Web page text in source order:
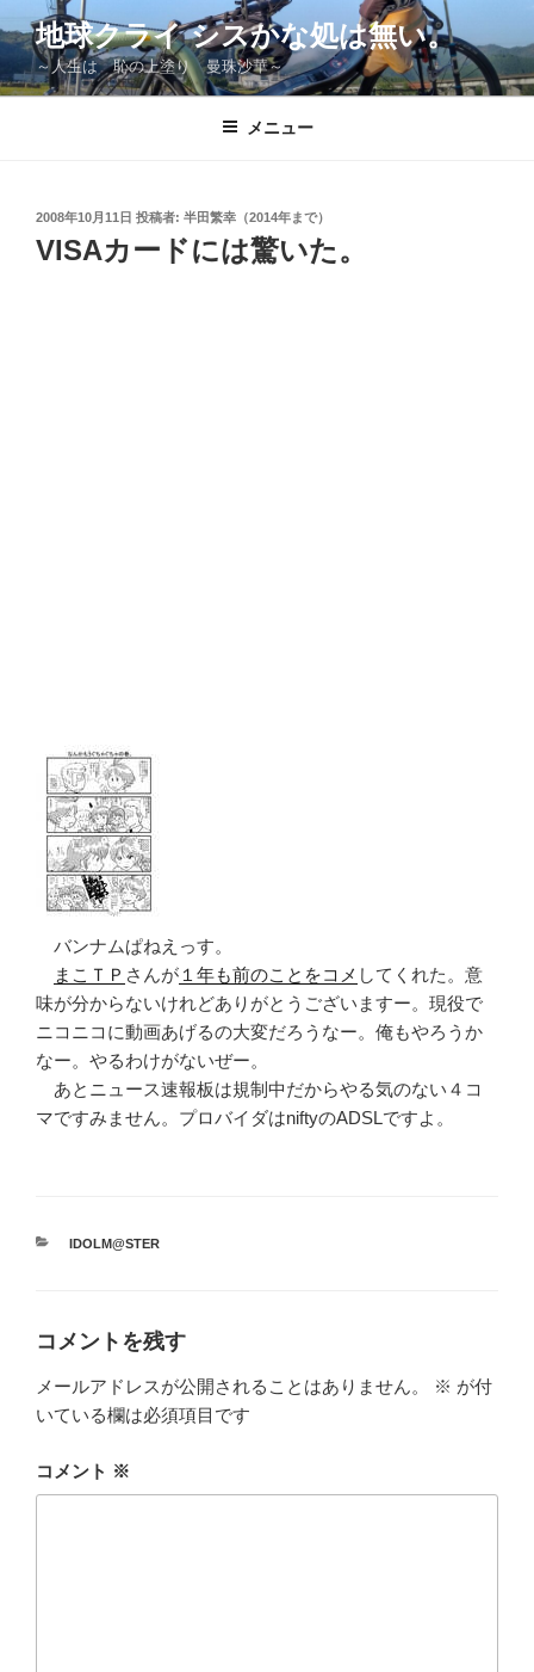
ン
テ
ン
地球クライ シスかな処は無い。
～人生は 恥の上塗り 曼珠沙華～
メニュー
投
稿
日:
2008年10月11日 投稿者: 半田繁幸（2014年まで）
VISAカードには驚いた。
バンナムぱねえっす。
まこＴＰ さんが １年も前のことをコメ してくれた。意
味が分からないけれどありがとうございますー。現役で
ニコニコに動画あげるの大変だろうなー。俺もやろうか
なー。やるわけがないぜー。
あとニュース速報板は規制中だからやる気のない４コ
マですみません。プロバイダはniftyのADSLですよ。
カ
IDOLM@STER
コメントを残す
メールアドレスが公開されることはありません。 ※ が付
いている欄は必須項目です
コメント ※